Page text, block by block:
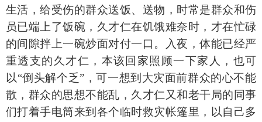
生活，给受伤的群众送饭、送物，时常是群众和伤
员已端上了饭碗，久才仁在饥饿难奈时，才在忙碌
的间隙拌上一碗炒面对付一口。入夜，体能已经严
重透支的久才仁，本该回家照顾一下家人，也可
以“倒头解个乏”，可一想到大灾面前群众的心不能
散，群众的思想不能乱，久才仁又和老干局的同事
们打着手电筒来到各个临时救灾帐篷里，以自己多